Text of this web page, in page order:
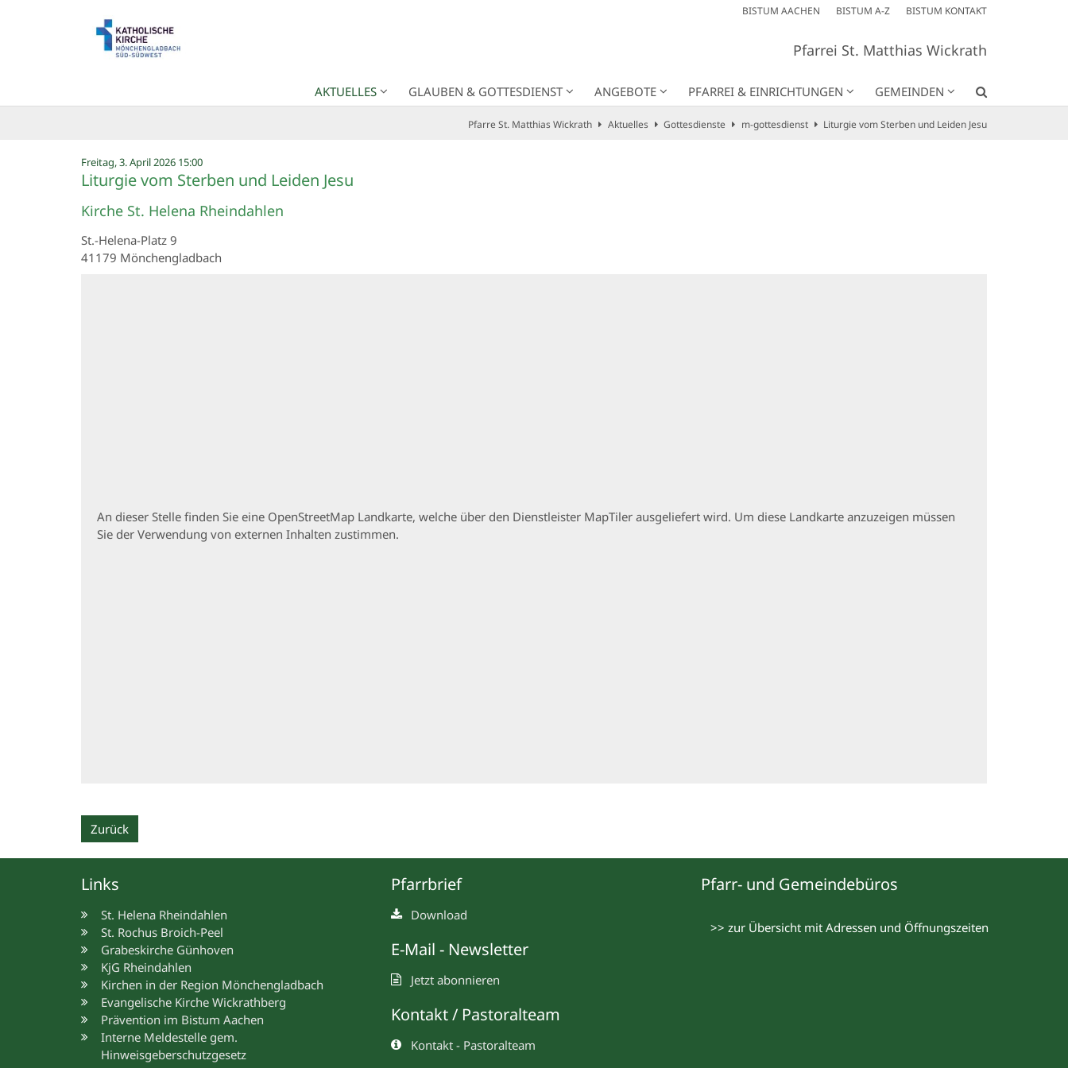
BISTUM AACHEN BISTUM A-Z BISTUM KONTAKT
Pfarrei St. Matthias Wickrath
AKTUELLES GLAUBEN & GOTTESDIENST ANGEBOTE PFARREI & EINRICHTUNGEN GEMEINDEN
Pfarre St. Matthias Wickrath Aktuelles Gottesdienste m-gottesdienst Liturgie vom Sterben und Leiden Jesu
Freitag, 3. April 2026 15:00:
Liturgie vom Sterben und Leiden Jesu
Kirche St. Helena Rheindahlen
St.-Helena-Platz 9
41179 Mönchengladbach
An dieser Stelle finden Sie eine OpenStreetMap Landkarte, welche über den Dienstleister MapTiler ausgeliefert wird. Um diese Landkarte anzuzeigen müssen
Sie der Verwendung von externen Inhalten zustimmen.
Zurück
Links
St. Helena Rheindahlen
St. Rochus Broich-Peel
Grabeskirche Günhoven
KjG Rheindahlen
Kirchen in der Region Mönchengladbach
Evangelische Kirche Wickrathberg
Prävention im Bistum Aachen
Interne Meldestelle gem.
Hinweisgeberschutzgesetz
Pfarrbrief
Download
E-Mail - Newsletter
Jetzt abonnieren
Kontakt / Pastoralteam
Kontakt - Pastoralteam
Pfarr- und Gemeindebüros
>> zur Übersicht mit Adressen und Öffnungszeiten